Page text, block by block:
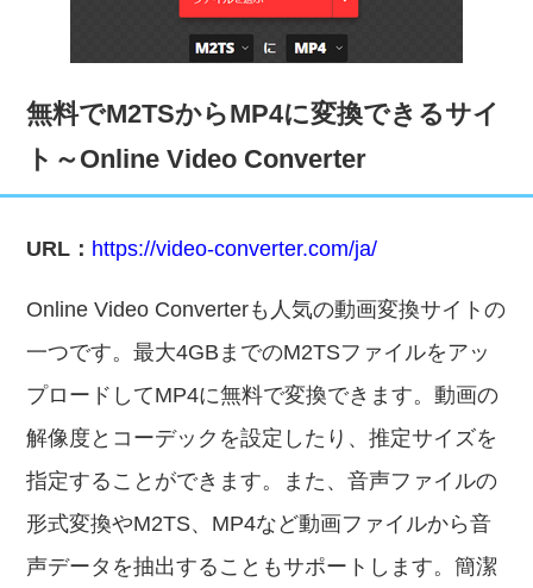
無料でM2TSからMP4に変換できるサイ
ト～Online Video Converter
URL： https://video-converter.com/ja/
Online Video Converterも人気の動画変換サイトの
一つです。最大4GBまでのM2TSファイルをアッ
プロードしてMP4に無料で変換できます。動画の
解像度とコーデックを設定したり、推定サイズを
指定することができます。また、音声ファイルの
形式変換やM2TS、MP4など動画ファイルから音
声データを抽出することもサポートします。簡潔